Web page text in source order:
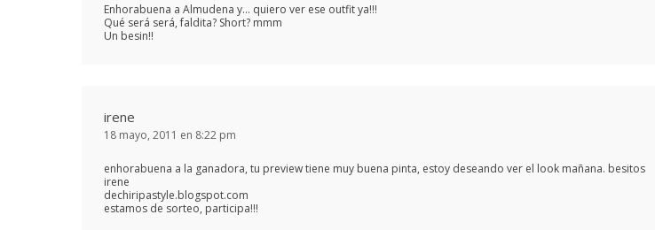
Enhorabuena a Almudena y… quiero ver ese outfit ya!!!
Qué será será, faldita? Short? mmm
Un besin!!
irene
18 mayo, 2011 en 8:22 pm
enhorabuena a la ganadora, tu preview tiene muy buena pinta, estoy deseando ver el look mañana. besitos
irene
dechiripastyle.blogspot.com
estamos de sorteo, participa!!!